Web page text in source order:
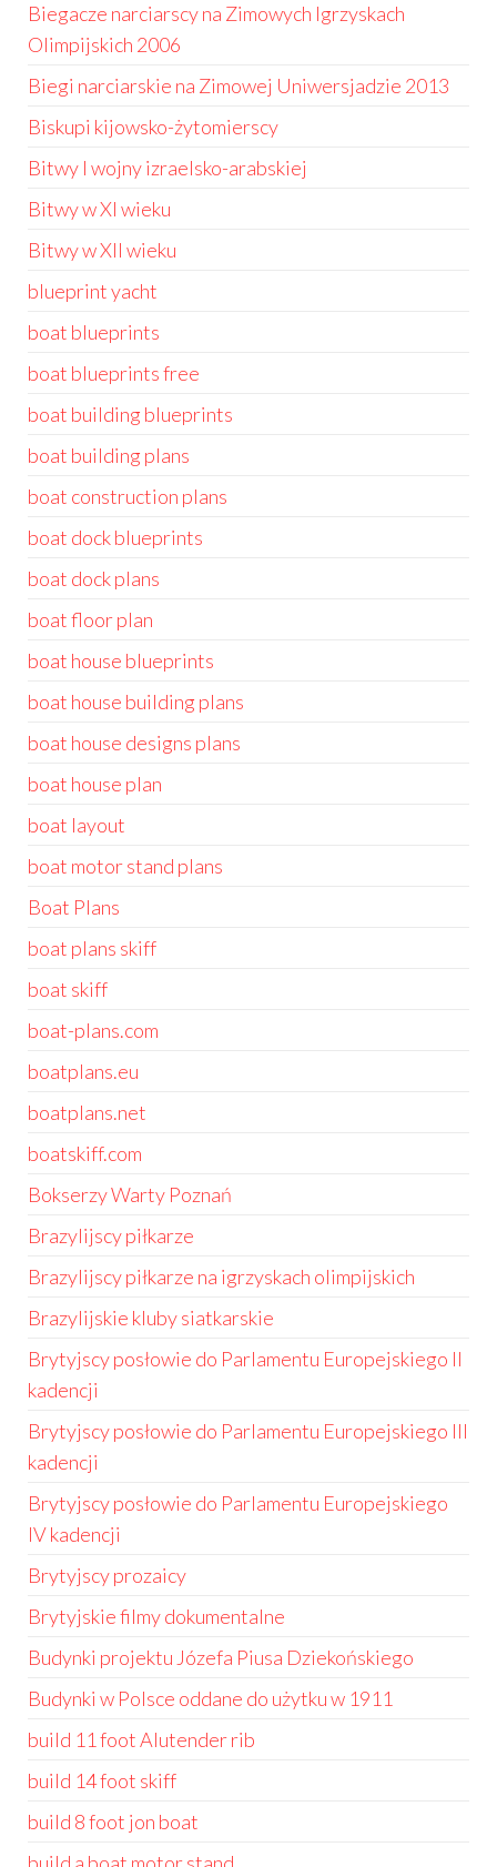
Biegacze narciarscy na Zimowych Igrzyskach
Olimpijskich 2006
Biegi narciarskie na Zimowej Uniwersjadzie 2013
Biskupi kijowsko-żytomierscy
Bitwy I wojny izraelsko-arabskiej
Bitwy w XI wieku
Bitwy w XII wieku
blueprint yacht
boat blueprints
boat blueprints free
boat building blueprints
boat building plans
boat construction plans
boat dock blueprints
boat dock plans
boat floor plan
boat house blueprints
boat house building plans
boat house designs plans
boat house plan
boat layout
boat motor stand plans
Boat Plans
boat plans skiff
boat skiff
boat-plans.com
boatplans.eu
boatplans.net
boatskiff.com
Bokserzy Warty Poznań
Brazylijscy piłkarze
Brazylijscy piłkarze na igrzyskach olimpijskich
Brazylijskie kluby siatkarskie
Brytyjscy posłowie do Parlamentu Europejskiego II
kadencji
Brytyjscy posłowie do Parlamentu Europejskiego III
kadencji
Brytyjscy posłowie do Parlamentu Europejskiego
IV kadencji
Brytyjscy prozaicy
Brytyjskie filmy dokumentalne
Budynki projektu Józefa Piusa Dziekońskiego
Budynki w Polsce oddane do użytku w 1911
build 11 foot Alutender rib
build 14 foot skiff
build 8 foot jon boat